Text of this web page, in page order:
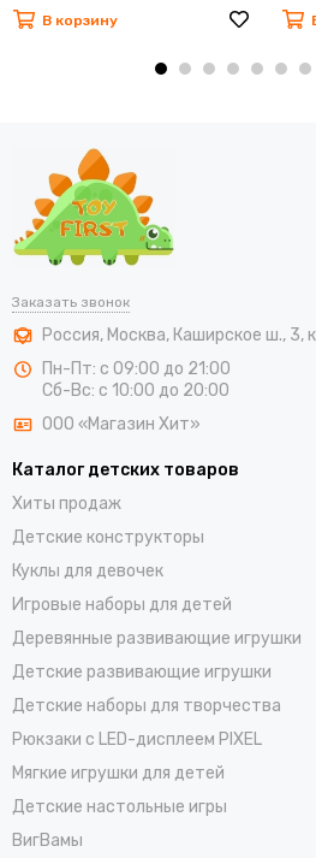
В корзину
Заказать звонок
Россия, Москва, Каширское ш., 3,
Пн-Пт: с 09:00 до 21:00
Сб-Вс: с 10:00 до 20:00
ООО «Магазин Хит»
Каталог детских товаров
Хиты продаж
Детские конструкторы
Куклы для девочек
Игровые наборы для детей
Деревянные развивающие игрушки
Детские развивающие игрушки
Детские наборы для творчества
Рюкзаки с LED-дисплеем PIXEL
Мягкие игрушки для детей
Детские настольные игры
ВигВамы